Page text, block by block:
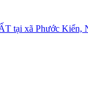
xã Phước Kiển,